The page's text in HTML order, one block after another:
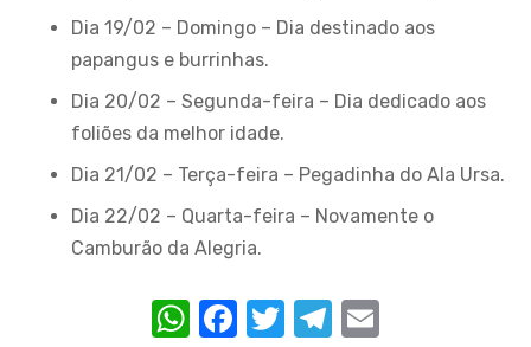
Dia 19/02 – Domingo – Dia destinado aos
papangus e burrinhas.
Dia 20/02 – Segunda-feira – Dia dedicado aos
foliões da melhor idade.
Dia 21/02 – Terça-feira – Pegadinha do Ala Ursa.
Dia 22/02 – Quarta-feira – Novamente o
Camburão da Alegria.
W
F
T
T